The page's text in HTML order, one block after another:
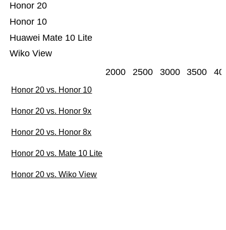
Wiko View
Huawei Mate 10 Lite
Honor 10
Honor 20
2000 2500 3000 3500
Honor 20 vs. Honor 10
Honor 20 vs. Honor 9x
Honor 20 vs. Honor 8x
Honor 20 vs. Mate 10 Lite
Honor 20 vs. Wiko View